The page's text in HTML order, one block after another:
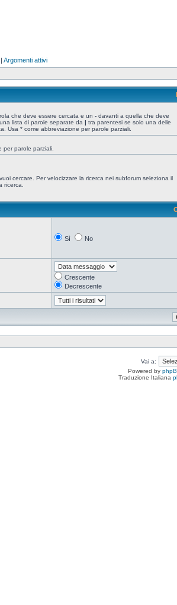
| Argomenti attivi
che deve essere cercata e un - davanti a quella che deve
lista di parole separate da | tra parentesi se solo una delle
Usa * come abbreviazione per parole parziali.
per parole parziali.
cercare. Per velocizzare la ricerca nei subforum seleziona il
ricerca.
Sì No
Crescente
Decrescente
Vai a:
Powered by
Traduzione Italiana